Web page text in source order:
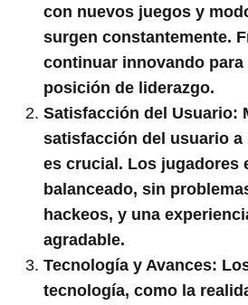
con nuevos juegos y
surgen constantemente.
continuar innovando para
posición de liderazgo.
Satisfacción del Usuario:
satisfacción del usuario
es crucial. Los jugadores
balanceado, sin
hackeos, y una
agradable.
Tecnología y Avances:
tecnología, como la